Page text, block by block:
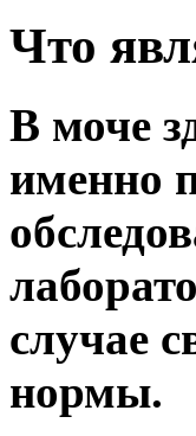
Что
В моче
именно
случае
нормы.